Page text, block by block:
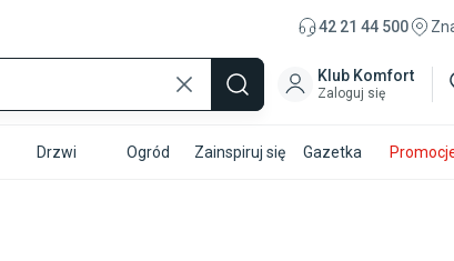
42 21 44 500
Klub Komfort
Zaloguj się
Drzwi Ogród Zainspiruj się Gazetka